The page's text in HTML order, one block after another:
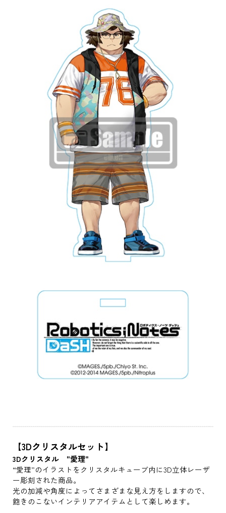
【3Dクリスタルセット】
3Dクリスタル "愛理"
“愛理”のイラストをクリスタルキューブ内に3D立体レーザ
ー彫刻された商品。
光の加減や角度によってさまざまな見え方をしますので、
飽きのこないインテリアアイテムとして楽しめます。